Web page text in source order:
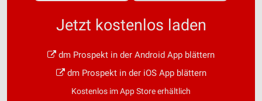
Jetzt kostenlos laden
dm Prospekt in der Android App blättern
dm Prospekt in der iOS App blättern
Kostenlos im App Store erhältlich